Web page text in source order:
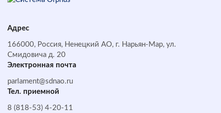
Адрес
166000, Россия, Ненецкий АО, г. Нарьян-Мар, ул.
Смидовича д. 20
Электронная почта
parlament@sdnao.ru
Тел. приемной
8 (818-53) 4-20-11